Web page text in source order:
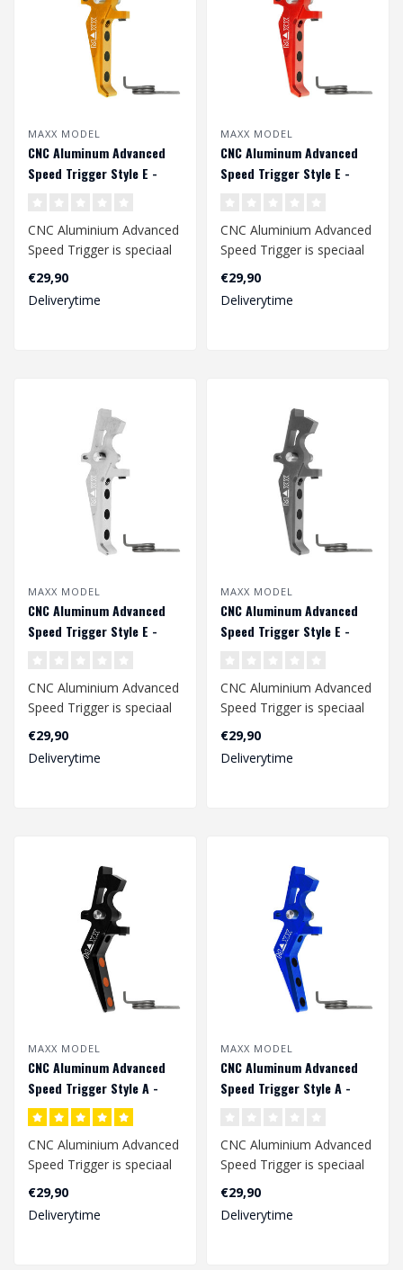
MAXX MODEL
CNC Aluminum Advanced
Speed Trigger Style E -
CNC Aluminium Advanced
Speed ​​Trigger is speciaal
ontworpen voor een
snelle..
€29,90
Deliverytime
MAXX MODEL
CNC Aluminum Advanced
Speed Trigger Style E -
CNC Aluminium Advanced
Speed ​​Trigger is speciaal
ontworpen voor een
snelle..
€29,90
Deliverytime
MAXX MODEL
CNC Aluminum Advanced
Speed Trigger Style E -
CNC Aluminium Advanced
Speed ​​Trigger is speciaal
snelle..
€29,90
Deliverytime
MAXX MODEL
CNC Aluminum Advanced
Speed Trigger Style E -
CNC Aluminium Advanced
Speed ​​Trigger is speciaal
snelle..
€29,90
Deliverytime
MAXX MODEL
CNC Aluminum Advanced
Speed Trigger Style A -
Zwart
CNC Aluminium Advanced
Speed ​​Trigger is speciaal
ontworpen voor een
snelle..
€29,90
Deliverytime
MAXX MODEL
CNC Aluminum Advanced
Speed Trigger Style A -
CNC Aluminium Advanced
Speed ​​Trigger is speciaal
ontworpen voor een
snelle..
€29,90
Deliverytime